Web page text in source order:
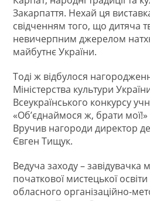
Закарпаття. Нехай ця
свідченням того, що дитяча
невичерпним джерелом
майбутнє України.
Тоді ж відбулося
Міністерства культури
Всеукраїнського конкурсу
«Об’єднаймося ж, брати мої!»
Вручив нагороди директор
Євген Тищук.
Ведуча заходу – завідувачка
початкової мистецької
обласного організаційно-